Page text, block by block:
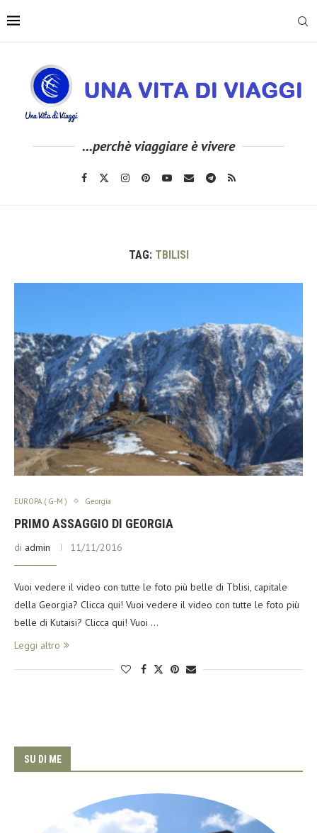
...perchè viaggiare è vivere
TAG: TBILISI
EUROPA ( G-M ) Georgia
PRIMO ASSAGGIO DI GEORGIA
di admin 11/11/2016
Vuoi vedere il video con tutte le foto più belle di Tblisi, capitale
della Georgia? Clicca qui! Vuoi vedere il video con tutte le foto più
belle di Kutaisi? Clicca qui! Vuoi …
Leggi altro
SU DI ME